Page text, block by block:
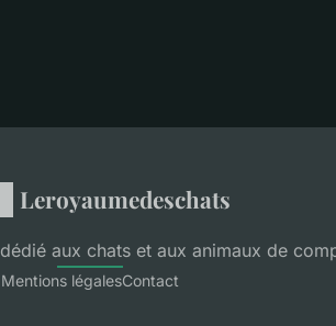
Leroyaumedeschats
aux chats et aux animaux de
Mentions légalesContact